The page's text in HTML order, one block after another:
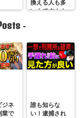
換える人も多
いんです！！
-
ジネ
業で
誰も知らな
い！逮捕され